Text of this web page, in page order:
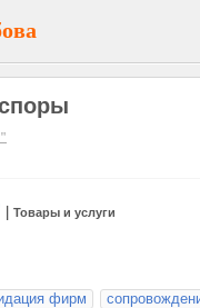
Товары и услуги
фирм